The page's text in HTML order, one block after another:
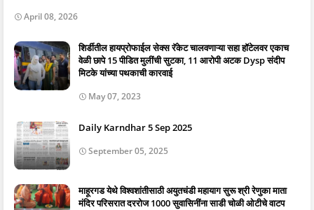
April 08, 2026
शिर्डीतील हायप्रोफाईल सेक्स रॅकेट चालवणाऱ्या सहा हॉटेलवर एकाच
वेळी छापे 15 पीडित मुलींची सुटका, 11 आरोपी अटक Dysp संदीप
मिटके यांच्या पथकाची कारवाई
May 07, 2023
Daily Karndhar 5 Sep 2025
September 05, 2025
माहूरगड येथे विश्वशांतीसाठी अयुतचंडी महायाग सुरू श्री रेणुका माता
मंदिर परिसरात दररोज 1000 सुवासिनींना साडी चोळी ओटीचे वाटप